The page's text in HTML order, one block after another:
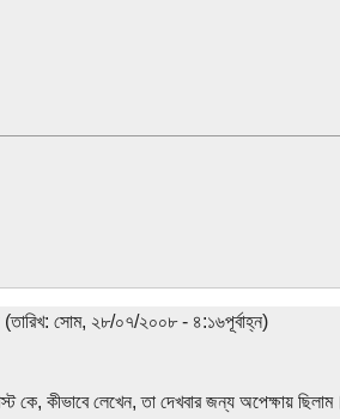
(তারিখ: সোম, ২৮/০৭/২০০৮ - ৪:১৬পূর্বাহ্ন)
কে, কীভাবে লেখেন, তা দেখবার জন্য অপেক্ষায়